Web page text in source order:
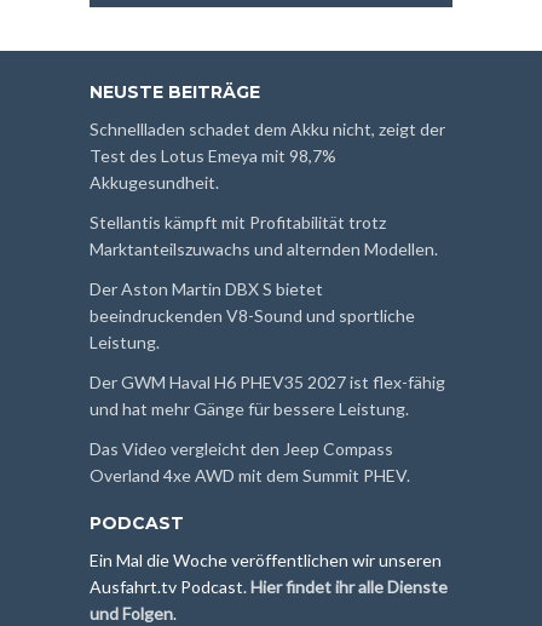
NEUSTE BEITRÄGE
Schnellladen schadet dem Akku nicht, zeigt der
Test des Lotus Emeya mit 98,7%
Akkugesundheit.
Stellantis kämpft mit Profitabilität trotz
Marktanteilszuwachs und alternden Modellen.
Der Aston Martin DBX S bietet
beeindruckenden V8-Sound und sportliche
Leistung.
Der GWM Haval H6 PHEV35 2027 ist flex-fähig
und hat mehr Gänge für bessere Leistung.
Das Video vergleicht den Jeep Compass
Overland 4xe AWD mit dem Summit PHEV.
PODCAST
Ein Mal die Woche veröffentlichen wir unseren
Ausfahrt.tv Podcast.Hier findet ihr alle Dienste
und Folgen.